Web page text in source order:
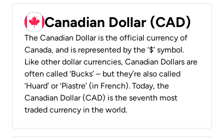
Canadian Dollar (CAD)
The Canadian Dollar is the official currency of
Canada, and is represented by the ‘$’ symbol.
Like other dollar currencies, Canadian Dollars are
often called ‘Bucks’ – but they’re also called
‘Huard’ or ‘Piastre’ (in French). Today, the
Canadian Dollar (CAD) is the seventh most
traded currency in the world.